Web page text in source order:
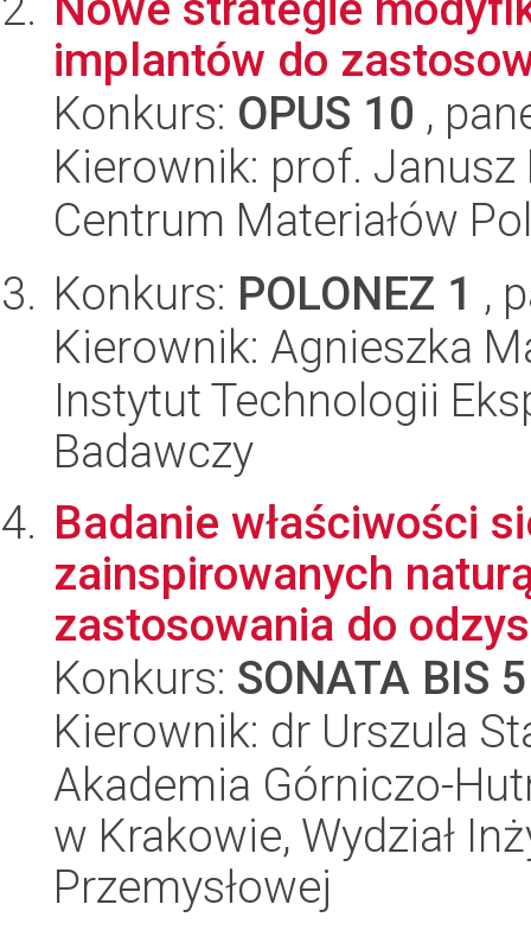
implantów do
Konkurs: OPUS 10 ,
Kierownik: prof.
Centrum Materiałów
Konkurs: POLONEZ 1 ,
Kierownik: Agnieszka
Instytut Technologii
Badawczy
Badanie właściwości
zainspirowanych
zastosowania do
Konkurs: SONATA BIS 5
Kierownik: dr Urszula
Akademia Górniczo-
w Krakowie, Wydział
Przemysłowej